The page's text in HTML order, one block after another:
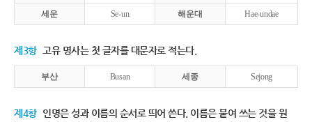
세운 Se-un 해운대 Hae-undae
제3항 고유 명사는 첫 글자를 대문자로 적는다.
부산 Busan 세종 Sejong
제4항 인명은 성과 이름의 순서로 띄어 쓴다. 이름은 붙여 쓰는 것을 원